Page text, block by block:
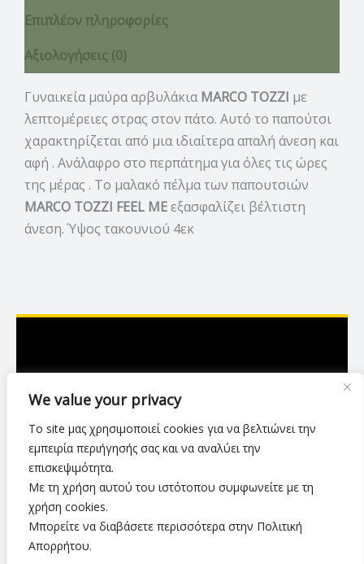
We value your privacy
Το site μας χρησιμοποιεί cookies για να βελτιώνει την
εμπειρία περιήγησής σας και να αναλύει την
επισκεψιμότητα.
Με τη χρήση αυτού του ιστότοπου συμφωνείτε με τη
χρήση cookies.
Μπορείτε να διαβάσετε περισσότερα στην Πολιτική
Απορρήτου.
Επιπλέον πληροφορίες
Αξιολογήσεις (0)
Γυναικεία μαύρα αρβυλάκιαMARCO TOZZI με
λεπτομέρειες στρας στον πάτο. Αυτό το παπούτσι
χαρακτηρίζεται από μια ιδιαίτερα απαλή άνεση και
αφή . Ανάλαφρο στο περπάτημα για όλες τις ώρες
της μέρας . Το μαλακό πέλμα των παπουτσιών
MARCO TOZZI FEEL MEεξασφαλίζει βέλτιστη
άνεση. Ύψος τακουνιού 4εκ
luxurylarisa2024@gmail.com
Πολιτική Απορρήτου • Όροι Χρήσης •
Τρόποι & Μέθοδοι Αποστολής
Πολιτική Επιστροφών •
Τρόποι Πληρωμής